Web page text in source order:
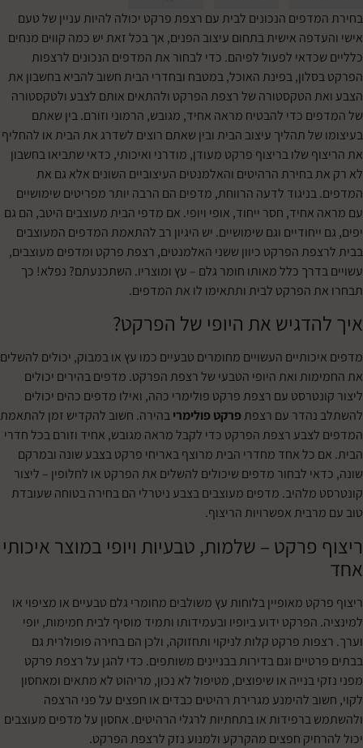
הנכונים לבית עם רצפת פרקט יכולה להיות עניין של טעם
אישית בתחום עיצוב הפנים, אך בכל זאת יש כמה קווים מנחים
לפעול לפיהם. כדי לבחור את המדפים הנכונים לרצפות
בפינת האוכל, במטבח ובחדרי הבית חשוב להביא בחשבון את
הטקסטורה של רצפת הפרקט ולהתאים אותם לצבע ולטקסטורה
כדי להבטיח מראה אחיד, מגובש, הרמוני וזורם. בין שאתם
תהליך עיצוב הבית ובין שאתם רוצים לשדרג את הבית או להחליף
שלו בריצוף פרקט מעודן, מודרני ואיכותי, כדאי שתביאו בחשבון
הרהיטים והאלמנטים העיצוביים השונים אלא גם את
לדעה הרווחת, מדפים הם הרבה יותר מפריטים שימושיים
חסר ייחוד, אופי ויופי. אם מדפי הבית מעוצבים היטב, הם גם
וגם שימושיים. יש היגיון רב להתאמת המדפים המעוצבים
הפרקט כיוון ששני האלמנטים, רצפת פרקט ומדפים מעוצבים,
כלל מאותו חומר גלם – עץ ומוצריו. השתכנעתם? נפלא! כך
הפרקט לבית ותתאימו לו את המדפים.
את היופי של הפרקט?
העשויים מחומרים טבעיים כמו עץ או במבוק, יכולים להשלים
ואת היופי הטבעי של רצפת הפרקט. מדפים בהירים יכולים
עם רצפת פרקט פולימרי כהה, ואילו מדפים כהים יכולים
עם רצפתפרקט פולימריבהירה. חשוב להקדיש זמן להתאמת
רצפת הפרקט כדי לקבל מראה מגובש, אחיד וזורם בכל חדרי
כל אחד מחדרי הבית מרוצף באריחי פרקט בצבע שונה ובמרקם
לבחור מדפים שיכולים להשלים את הפרקט או לחלופין – ליצור
מלהיב. מדפים מעוצבים בצבע ניטרלי הם בחירה בטוחה שעובדת
אפשרויות הריצוף.
פרקט – שלמות, טבעיות ויופי במוצר איכותי
מאופיין בלוחות עץ משולבים מחומרי גלם טבעיים או מציפוי או
ידוע ביופיו ובעמידותו ותמיד מוסיף לבית חמימות, יופי
פרקט קלות לניקוי ותחזוקה, ולכן הם בחירה פופולרית גם
וגם בדירות בבניינים משותפים. כדי להגן על רצפת פרקט
בנייה או שיפוצים, מטיפול לא נכון, מריהוט לא מתאים ומאחסון
להימנע מגרירת רהיטים כבדים או חפצים על פני הרצפה
או בתחתיות לרגלי הרהיטים. אחסון על מדפים מעוצבים
חפצים מהקרקע ולמנוע נזק לרצפת הפרקט.